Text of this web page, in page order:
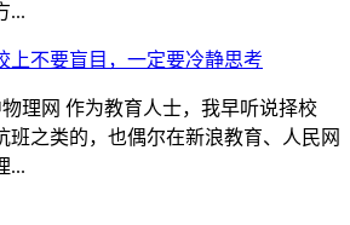
...
上不要盲目，一定要冷静思考
理网 作为教育人士，我早听说择校
班之类的，也偶尔在新浪教育、人民网
...